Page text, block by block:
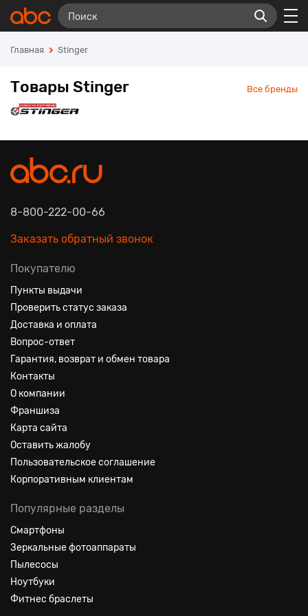
Главная Stinger
Товары Stinger Все бренды
8-800-222-00-66
Заказать обратный звонок
Покупателю
Пункты выдачи
Проверить статус заказа
Доставка и оплата
Вопрос-ответ
Гарантия, возврат и обмен товара
Контакты
О компании
Франшиза
Карта сайта
Оставить жалобу
Пользовательское соглашение
Корпоративным клиентам
Популярные разделы
Смартфоны
Зеркальные фотоаппараты
Пылесосы
Ноутбуки
Фитнес браслеты